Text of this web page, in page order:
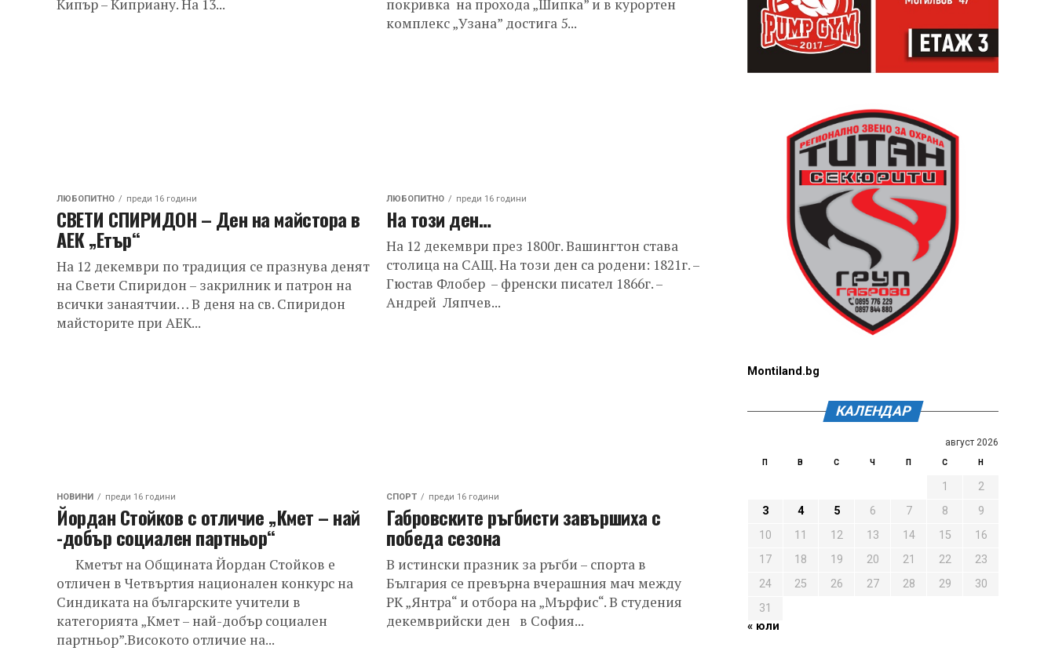
Кипър – Киприану. На 13...
покривка на прохода „Шипка” и в курортен
комплекс „Узана” достига 5...
ЛЮБОПИТНО преди 16 години
СВЕТИ СПИРИДОН – Ден на майстора в
АЕК „Етър“
На 12 декември по традиция се празнува денят
на Свети Спиридон – закрилник и патрон на
всички занаятчии… В деня на св. Спиридон
майсторите при АЕК...
ЛЮБОПИТНО преди 16 години
На този ден…
На 12 декември през 1800г. Вашингтон става
столица на САЩ. На този ден са родени: 1821г. –
Гюстав Флобер – френски писател 1866г. –
Андрей Ляпчев...
НОВИНИ преди 16 години
Йордан Стойков с отличие „Кмет – най
-добър социален партньор“
Кметът на Общината Йордан Стойков е
отличен в Четвъртия национален конкурс на
Синдиката на българските учители в
категорията „Кмет – най-добър социален
партньор”.Високото отличие на...
СПОРТ преди 16 години
Габровските ръгбисти завършиха с
победа сезона
В истински празник за ръгби – спорта в
България се превърна вчерашния мач между
РК „Янтра“ и отбора на „Мърфис“. В студения
декемврийски ден в София...
Montiland.bg
КАЛЕНДАР
август 2026
П В С Ч П С Н
1
2
3
4 5 6 7 8
9
10
11 12 13 14 15
16
17
18 19 20 21 22
23
24
25 26 27 28 29
30
31
« юли